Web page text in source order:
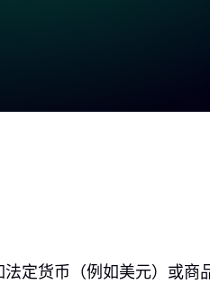
定货币（例如美元）或